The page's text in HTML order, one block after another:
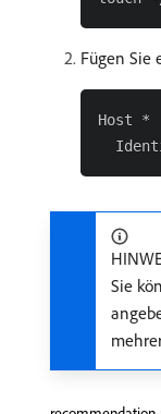
Fügen Sie
Host *
Sie